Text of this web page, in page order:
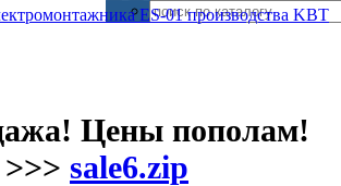
ES-01 производства KBT
Цены пополам!
>>> sale6.zip